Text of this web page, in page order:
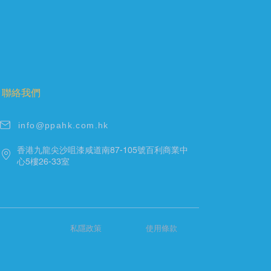
聯絡我們
info@ppahk.com.hk
香港九龍尖沙咀漆咸道南87-105號百利商業中
心5樓26-33室
私隱政策 使用條款